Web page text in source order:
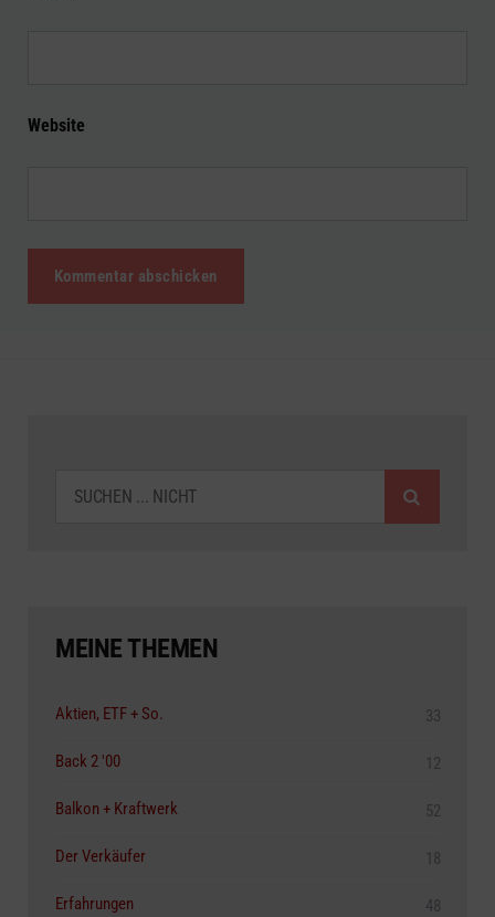
Website
MEINE THEMEN
Aktien, ETF + So. 33
Back 2 '00 12
Balkon + Kraftwerk 52
Der Verkäufer 18
Erfahrungen 48